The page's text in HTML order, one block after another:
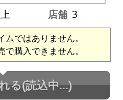
店舗 3
ではありません。
購入できません。
る(読込中...)